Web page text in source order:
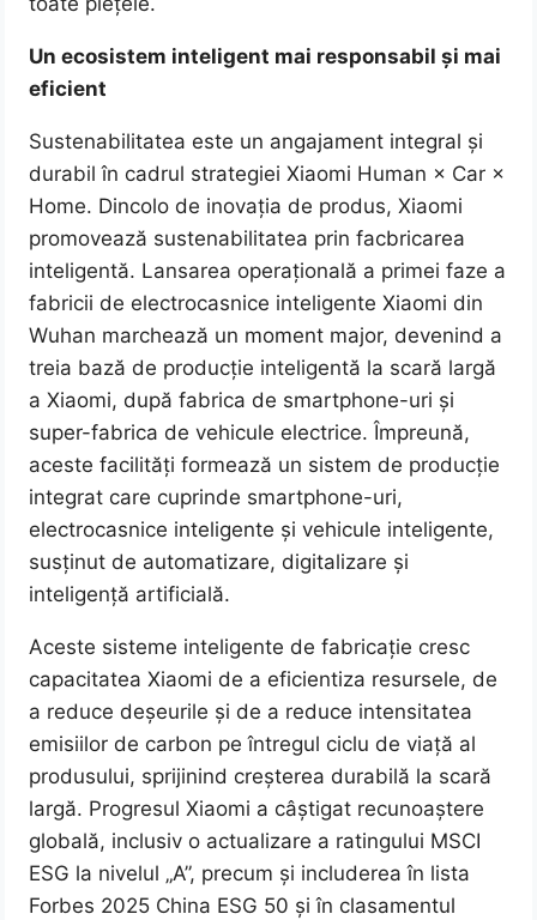
Un ecosistem inteligent mai responsabil și mai
eficient
Sustenabilitatea este un angajament integral și
durabil în cadrul strategiei Xiaomi Human × Car ×
Home. Dincolo de inovația de produs, Xiaomi
promovează sustenabilitatea prin facbricarea
inteligentă. Lansarea operațională a primei faze a
fabricii de electrocasnice inteligente Xiaomi din
Wuhan marchează un moment major, devenind a
treia bază de producție inteligentă la scară largă
a Xiaomi, după fabrica de smartphone-uri și
super-fabrica de vehicule electrice. Împreună,
aceste facilități formează un sistem de producție
integrat care cuprinde smartphone-uri,
electrocasnice inteligente și vehicule inteligente,
susținut de automatizare, digitalizare și
inteligență artificială.
Aceste sisteme inteligente de fabricație cresc
capacitatea Xiaomi de a eficientiza resursele, de
a reduce deșeurile și de a reduce intensitatea
emisiilor de carbon pe întregul ciclu de viață al
produsului, sprijinind creșterea durabilă la scară
largă. Progresul Xiaomi a câștigat recunoaștere
globală, inclusiv o actualizare a ratingului MSCI
ESG la nivelul „A”, precum și includerea în lista
Forbes 2025 China ESG 50 și în clasamentul